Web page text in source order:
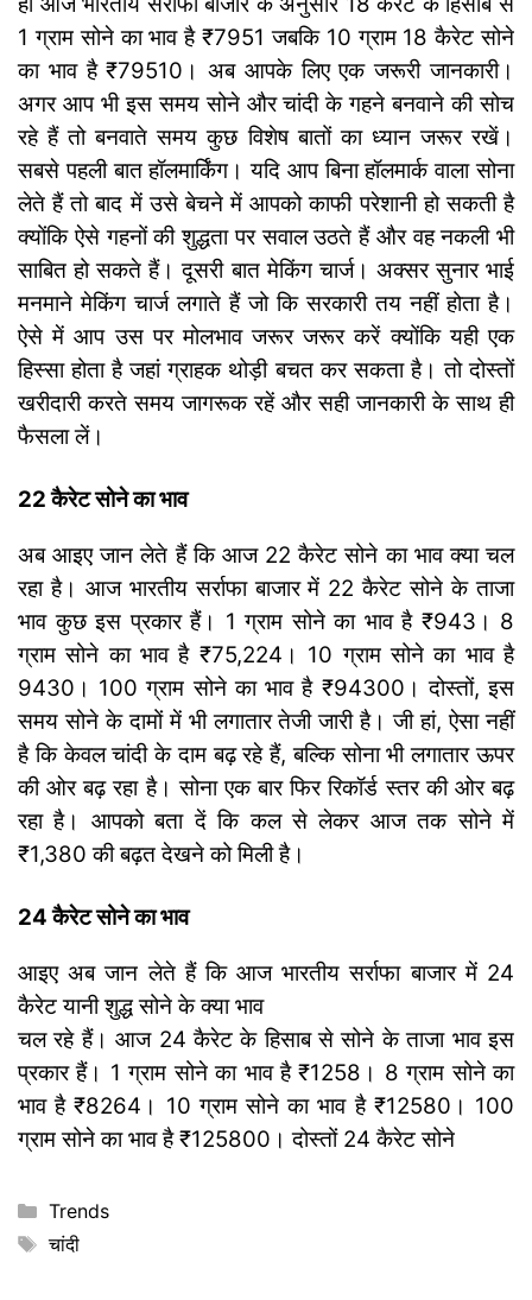
1 ग्राम सोने का भाव है ₹7951 जबकि 10 ग्राम 18 कैरेट सोने
का भाव है ₹79510। अब आपके लिए एक जरूरी जानकारी।
अगर आप भी इस समय सोने और चांदी के गहने बनवाने की सोच
रहे हैं तो बनवाते समय कुछ विशेष बातों का ध्यान जरूर रखें।
सबसे पहली बात हॉलमार्किंग। यदि आप बिना हॉलमार्क वाला सोना
लेते हैं तो बाद में उसे बेचने में आपको काफी परेशानी हो सकती है
क्योंकि ऐसे गहनों की शुद्धता पर सवाल उठते हैं और वह नकली भी
साबित हो सकते हैं। दूसरी बात मेकिंग चार्ज। अक्सर सुनार भाई
मनमाने मेकिंग चार्ज लगाते हैं जो कि सरकारी तय नहीं होता है।
ऐसे में आप उस पर मोलभाव जरूर जरूर करें क्योंकि यही एक
हिस्सा होता है जहां ग्राहक थोड़ी बचत कर सकता है। तो दोस्तों
खरीदारी करते समय जागरूक रहें और सही जानकारी के साथ ही
फैसला लें।
22 कैरेट सोने का भाव
अब आइए जान लेते हैं कि आज 22 कैरेट सोने का भाव क्या चल
रहा है। आज भारतीय सर्राफा बाजारमें 22 कैरेट सोने के ताजा
भाव कुछ इस प्रकार हैं। 1 ग्राम सोने का भाव है ₹943। 8
ग्राम सोने का भाव है ₹75,224। 10 ग्राम सोने का भाव है
9430। 100 ग्राम सोने का भाव है ₹94300। दोस्तों, इस
समय सोने के दामों में भी लगातार तेजी जारी है। जी हां, ऐसा नहीं
है कि केवल चांदी के दाम बढ़ रहे हैं, बल्कि सोना भी लगातार ऊपर
की ओर बढ़ रहा है। सोना एक बार फिर रिकॉर्ड स्तर की ओर बढ़
रहा है। आपको बता दें कि कल से लेकर आज तक सोने में
₹1,380 की बढ़त देखने को मिली है।
24 कैरेट सोने का भाव
आइए अब जान लेते हैं कि आज भारतीय सर्राफा बाजार में 24
कैरेट यानी शुद्ध सोने के क्या भाव
चल रहे हैं। आज 24 कैरेट के हिसाब से सोने के ताजा भाव इस
प्रकार हैं। 1 ग्राम सोने का भाव है ₹1258। 8 ग्राम सोने का
भाव है ₹8264। 10 ग्राम सोने का भाव है ₹12580। 100
ग्राम सोने का भाव है ₹125800। दोस्तों 24 कैरेट सोने
Categories
Trends
Tags
चांदी